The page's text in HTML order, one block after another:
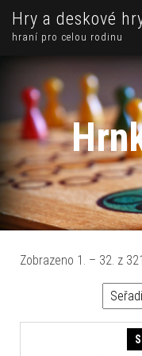
Hry a deskové
hraní pro celou rodinu
Zobrazeno 1. – 32. z